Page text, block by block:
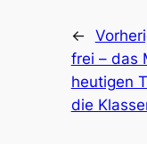
←
frei – das
heutigen
die